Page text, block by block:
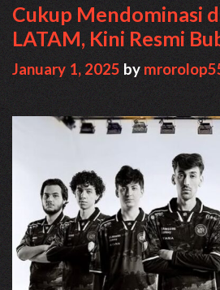
Cukup Mendominasi
LATAM, Kini Resmi
January 1, 2025 by